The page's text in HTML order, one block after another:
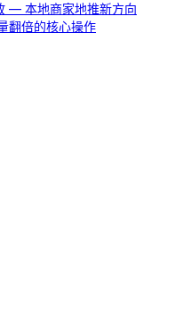
— 本地商家地推新方向
翻倍的核心操作